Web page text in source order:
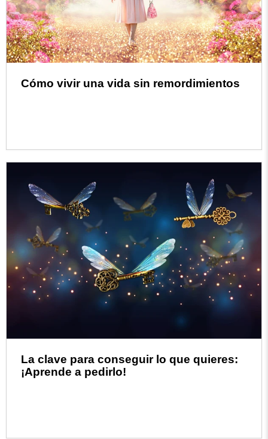
Cómo vivir una vida sin remordimientos
La clave para conseguir lo que quieres:
¡Aprende a pedirlo!